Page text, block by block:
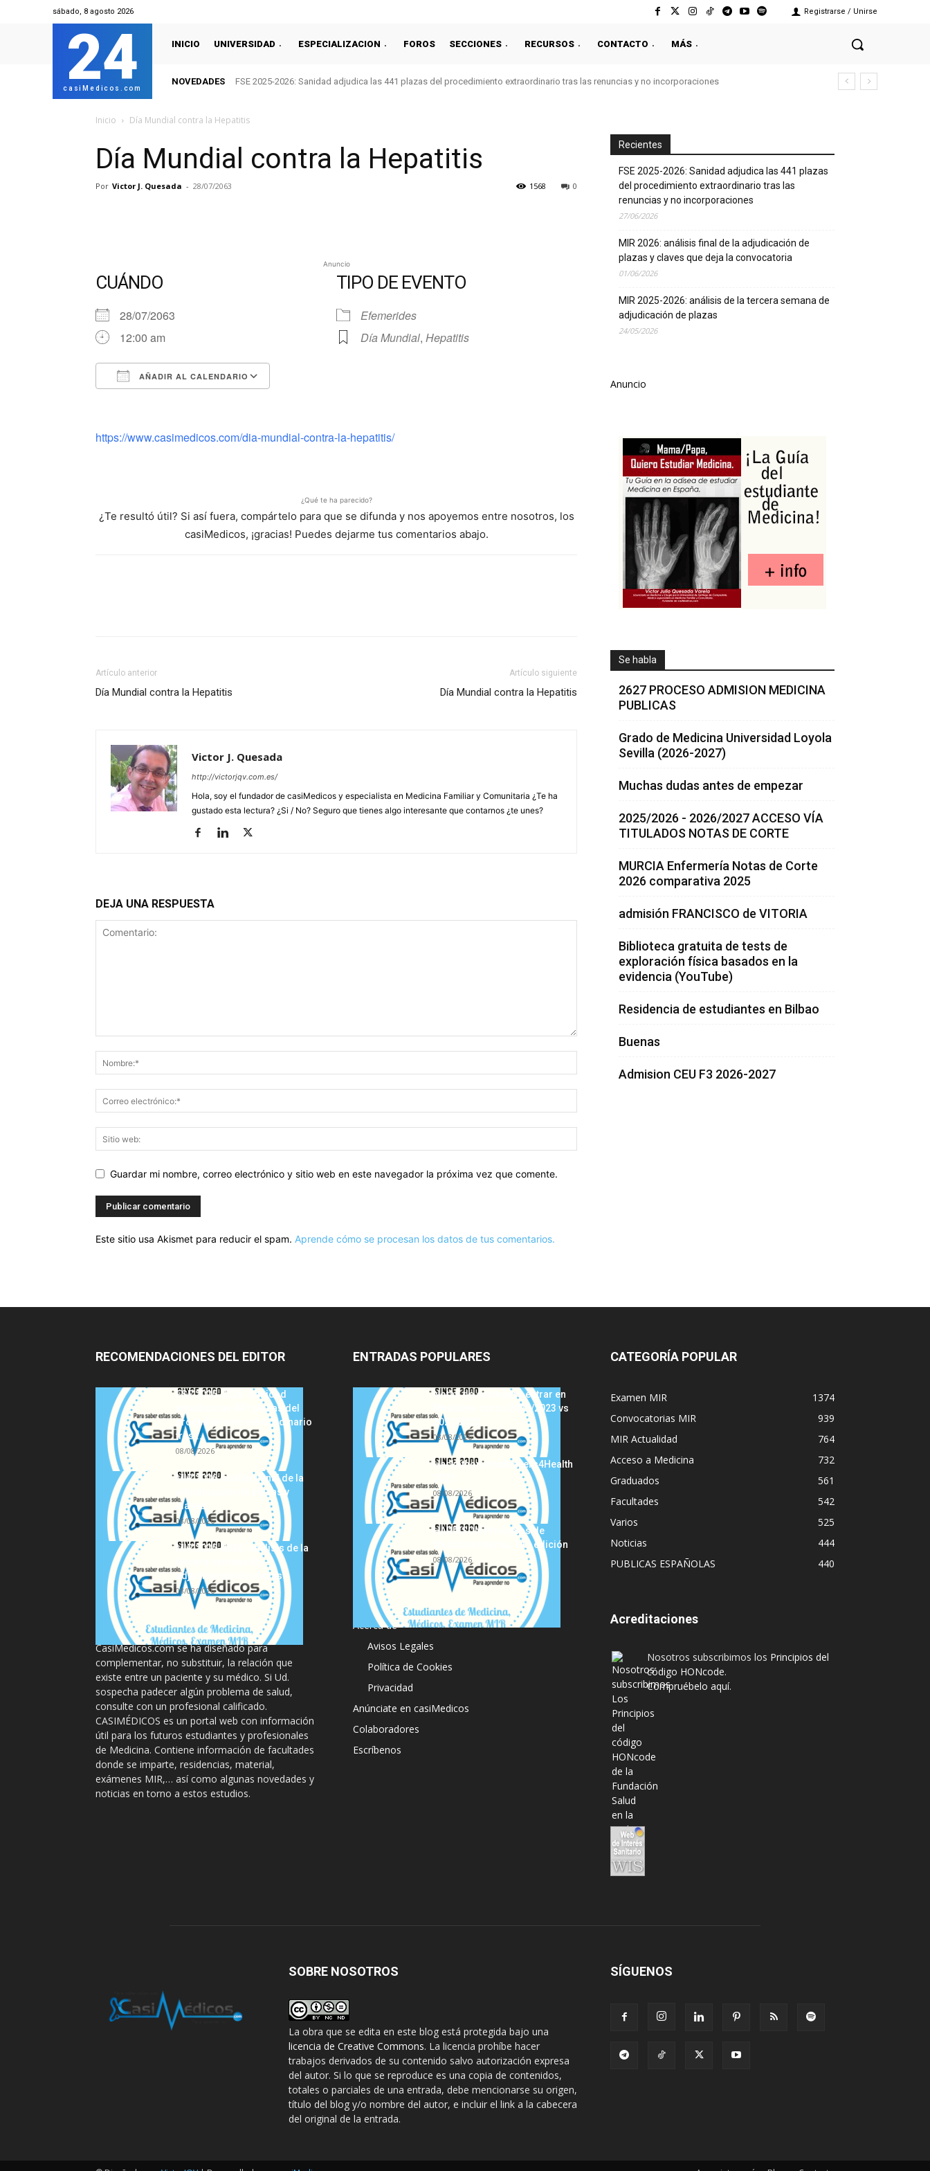
sábado, 8 agosto 2026 Registrarse / Unirse
24
casiMedicos.com
INICIO UNIVERSIDAD ESPECIALIZACION FOROS SECCIONES RECURSOS CONTACTO MÁS
NOVEDADES FSE 2025-2026: Sanidad adjudica las 441 plazas del procedimiento extraordinario tras las renuncias y no incorporaciones
Inicio Día Mundial contra la Hepatitis
Día Mundial contra la Hepatitis
Por Victor J. Quesada - 28/07/2063 0
1568
Anuncio
CUÁNDO
28/07/2063
12:00 am
AÑADIR AL CALENDARIO
TIPO DE EVENTO
Efemerides
Día Mundial, Hepatitis
https://www.casimedicos.com/dia-mundial-contra-la-hepatitis/
¿Qué te ha parecido?
¿Te resultó útil? Si así fuera, compártelo para que se difunda y nos apoyemos entre nosotros, los
casiMedicos, ¡gracias! Puedes dejarme tus comentarios abajo.
Artículo anterior
Día Mundial contra la Hepatitis
Artículo siguiente
Día Mundial contra la Hepatitis
Victor J. Quesada
http://victorjqv.com.es/
Hola, soy el fundador de casiMedicos y especialista en Medicina Familiar y Comunitaria ¿Te ha
gustado esta lectura? ¿Si / No? Seguro que tienes algo interesante que contarnos ¿te unes?
DEJA UNA RESPUESTA
Guardar mi nombre, correo electrónico y sitio web en este navegador la próxima vez que comente.
Este sitio usa Akismet para reducir el spam. Aprende cómo se procesan los datos de tus comentarios.
Recientes
FSE 2025-2026: Sanidad adjudica las 441 plazas
del procedimiento extraordinario tras las
renuncias y no incorporaciones
27/06/2026
MIR 2026: análisis final de la adjudicación de
plazas y claves que deja la convocatoria
01/06/2026
MIR 2025-2026: análisis de la tercera semana de
adjudicación de plazas
24/05/2026
Anuncio
Se habla
2627 PROCESO ADMISION MEDICINA
PUBLICAS
Grado de Medicina Universidad Loyola
Sevilla (2026-2027)
Muchas dudas antes de empezar
2025/2026 - 2026/2027 ACCESO VÍA
TITULADOS NOTAS DE CORTE
MURCIA Enfermería Notas de Corte
2026 comparativa 2025
admisión FRANCISCO de VITORIA
Biblioteca gratuita de tests de
exploración física basados en la
evidencia (YouTube)
Residencia de estudiantes en Bilbao
Buenas
Admision CEU F3 2026-2027
RECOMENDACIONES DEL EDITOR
FSE 2025-2026: Sanidad
adjudica las 441 plazas del
procedimiento extraordinario
tras...
08/08/2026
MIR 2026: análisis final de la
adjudicación de plazas y
claves...
08/08/2026
MIR 2025-2026: análisis de la
adjudicación de plazas
08/08/2026
La información proporcionada en
CasiMedicos.com se ha diseñado para
complementar, no substituir, la relación que
existe entre un paciente y su médico. Si Ud.
sospecha padecer algún problema de salud,
consulte con un profesional calificado.
CASIMÉDICOS es un portal web con información
útil para los futuros estudiantes y profesionales
de Medicina. Contiene información de facultades
donde se imparte, residencias, material,
exámenes MIR,… así como algunas novedades y
noticias en torno a estos estudios.
ENTRADAS POPULARES
Notas de corte para entrar en
Medicina, curso 2022/2023 vs
2021/2022
08/08/2026
Hackathon Innomakers4Health
08/08/2026
HARRISON Principios de
Medicina Interna, 19.ª edición
08/08/2026
Acerca de
Avisos Legales
Política de Cookies
Privacidad
Anúnciate en casiMedicos
Colaboradores
Escríbenos
CATEGORÍA POPULAR
Examen MIR
1374
Convocatorias MIR
939
MIR Actualidad
764
Acceso a Medicina
732
Graduados
561
Facultades
542
Varios
525
Noticias
444
PUBLICAS ESPAÑOLAS
440
Acreditaciones
Nosotros subscribimos los Principios del
código HONcode.
Compruébelo aquí.
SOBRE NOSOTROS
La obra que se edita en este blog está protegida bajo una
licencia de Creative Commons. La licencia prohíbe hacer
trabajos derivados de su contenido salvo autorización expresa
del autor. Si lo que se reproduce es una copia de contenidos,
totales o parciales de una entrada, debe mencionarse su origen,
título del blog y/o nombre del autor, e incluir el link a la cabecera
del original de la entrada.
SÍGUENOS